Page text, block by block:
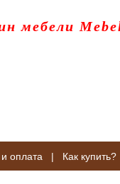
мебели
оплата | Как купить?